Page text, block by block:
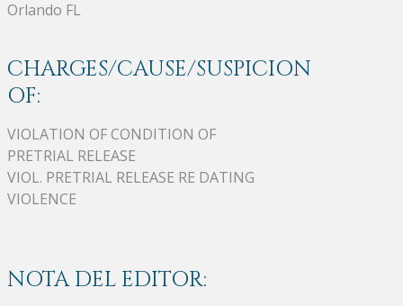
Orlando FL
CHARGES/CAUSE/SUSPICION
OF:
VIOLATION OF CONDITION OF
PRETRIAL RELEASE
VIOL. PRETRIAL RELEASE RE DATING
VIOLENCE
NOTA DEL EDITOR: